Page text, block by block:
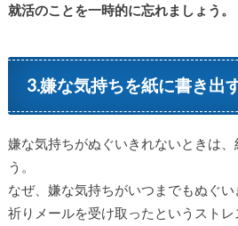
就活のことを一時的に忘れましょう。
3.嫌な気持ちを紙に書き出
嫌な気持ちがぬぐいきれないときは
う。
なぜ、嫌な気持ちがいつまでもぬぐ
祈りメールを受け取ったというスト